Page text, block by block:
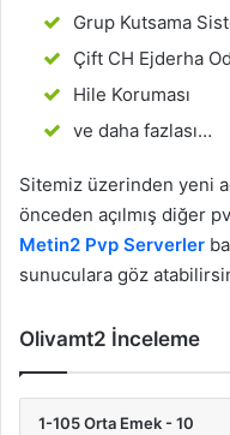
Grup Kutsama
Çift CH Ejderha
Hile Koruması
ve daha fazlası…
Sitemiz üzerinden yeni
önceden açılmış diğer
Metin2 Pvp Serverler
sunuculara göz
Olivamt2 İnceleme
1-105 Orta Emek - 10